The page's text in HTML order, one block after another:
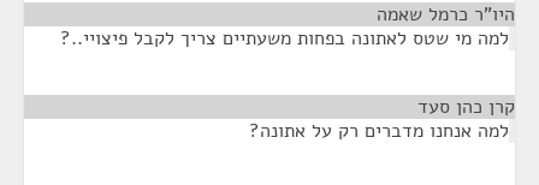
היו"ר כרמל שאמה
למה מי שטס לאתונה בפחות משעתיים צריך לקבל פיצויי..?
קרן כהן סעד
למה אנחנו מדברים רק על אתונה?